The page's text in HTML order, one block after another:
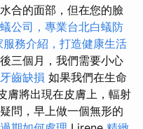
合的面部，但在您的臉
公司，專業台北白蟻防
服務介紹，打造健康生活
三個月，我們需要小心
齒缺損 如果我們在生命
膚將出現在皮膚上，輻射
問，早上做一個無形的